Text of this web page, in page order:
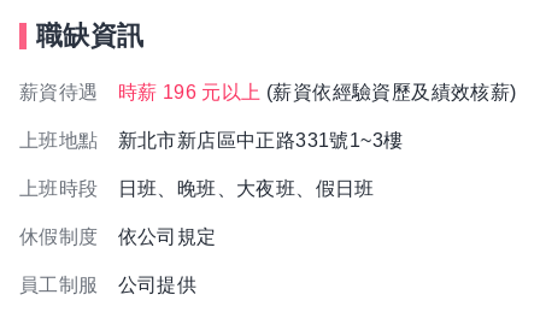
職缺資訊
薪資待遇 時薪 196 元以上 (薪資依經驗資歷及績效核薪)
上班地點 新北市新店區中正路331號1~3樓
上班時段 日班、晚班、大夜班、假日班
休假制度 依公司規定
員工制服 公司提供